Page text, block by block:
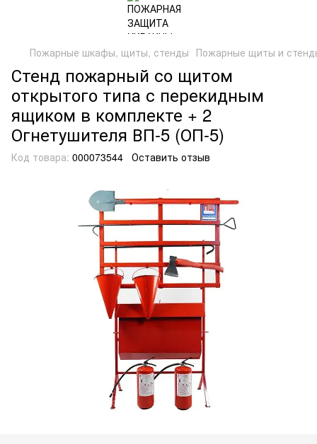
Пожарные шкафы, щиты, стенды Пожарные щиты и
Стенд пожарный со щитом
открытого типа с перекидным
ящиком в комплекте + 2
Огнетушителя ВП-5 (ОП-5)
Код товара: 000073544 Оставить отзыв